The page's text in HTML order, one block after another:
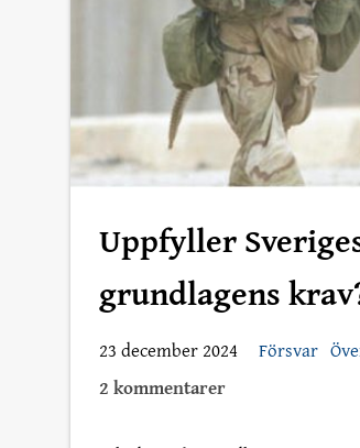
Uppfyller
grundlagens
23 december 2024 Försvar
2 kommentarer